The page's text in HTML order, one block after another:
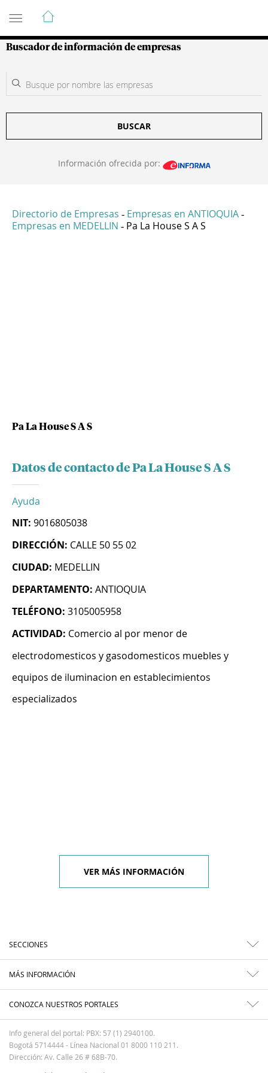
Guía de Empresas Colombianas
Buscador de información de empresas
BUSCAR
Información ofrecida por:
Directorio de Empresas - Empresas en ANTIOQUIA -
Empresas en MEDELLIN - Pa La House S A S
Pa La House S A S
Datos de contacto de Pa La House S A S
Ayuda
NIT: 9016805038
DIRECCIÓN: CALLE 50 55 02
CIUDAD: MEDELLIN
DEPARTAMENTO: ANTIOQUIA
TELÉFONO: 3105005958
ACTIVIDAD: Comercio al por menor de
electrodomesticos y gasodomesticos muebles y
equipos de iluminacion en establecimientos
especializados
VER MÁS INFORMACIÓN
SECCIONES
MÁS INFORMACIÓN
CONOZCA NUESTROS PORTALES
Info general del portal: PBX: 57 (1) 2940100.
Bogotá 5714444 - Línea Nacional 01 8000 110 211.
Dirección: Av. Calle 26 # 68B-70.